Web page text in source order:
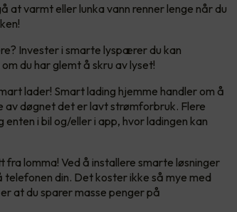
at varmt eller lunka vann renner lenge når du
Invester i smarte lyspærer du kan
du har glemt å skru av lyset!
lader! Smart lading hjemme handler om å
av døgnet det er lavt strømforbruk. Flere
i bil og/eller i app, hvor ladingen kan
lomma! Ved å installere smarte løsninger
din. Det koster ikke så mye med
at du sparer masse penger på